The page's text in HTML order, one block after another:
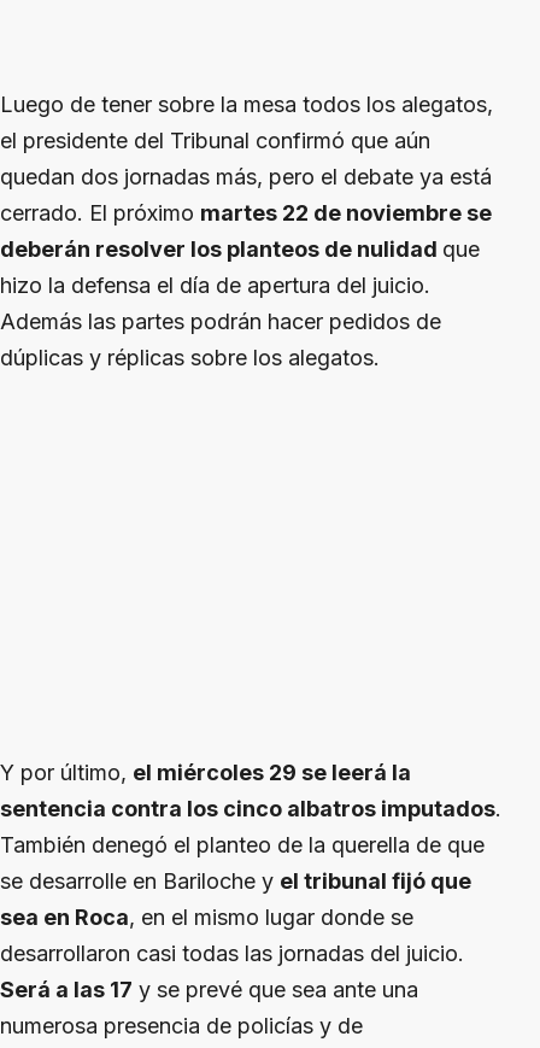
Luego de tener sobre la mesa todos los alegatos,
el presidente del Tribunal confirmó que aún
quedan dos jornadas más, pero el debate ya está
cerrado. El próximo martes 22 de noviembre se
deberán resolver los planteos de nulidad que
hizo la defensa el día de apertura del juicio.
Además las partes podrán hacer pedidos de
dúplicas y réplicas sobre los alegatos.
Y por último, el miércoles 29 se leerá la
sentencia contra los cinco albatros imputados.
También denegó el planteo de la querella de que
se desarrolle en Bariloche y el tribunal fijó que
sea en Roca, en el mismo lugar donde se
desarrollaron casi todas las jornadas del juicio.
Será a las 17 y se prevé que sea ante una
numerosa presencia de policías y de